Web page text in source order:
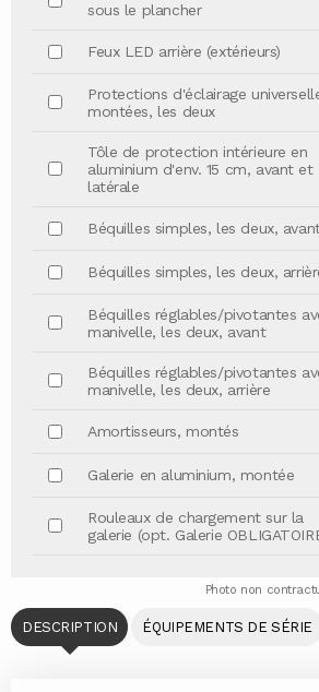
sous le plancher
Feux LED arrière (extérieurs)
Protections d'éclairage
montées, les deux
Tôle de protection intérieure en
aluminium d'env. 15 cm, avant et
latérale
Béquilles simples, les deux,
Béquilles simples, les deux,
Béquilles réglables/pivotantes
manivelle, les deux, avant
Béquilles réglables/pivotantes
manivelle, les deux, arrière
Amortisseurs, montés
Galerie en aluminium, montée
Rouleaux de chargement sur la
galerie (opt. Galerie
Photo non
DESCRIPTION ÉQUIPEMENTS DE SÉRIE